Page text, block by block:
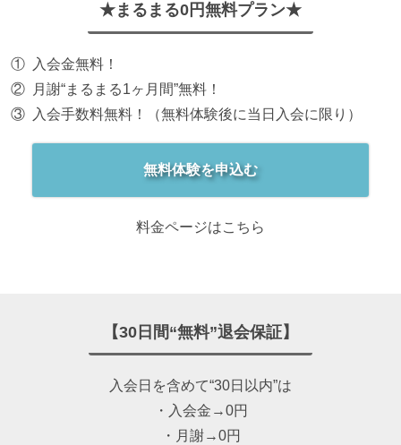
★まるまる0円無料プラン★
入会金無料！
月謝“まるまる1ヶ月間”無料！
入会手数料無料！（無料体験後に当日入会に限り）
無料体験を申込む
料金ページはこちら
【30日間“無料”退会保証】
入会日を含めて“30日以内”は
・入会金→0円
・月謝→0円